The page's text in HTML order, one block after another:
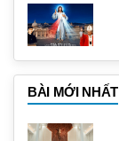
BÀI MỚI NHẤT